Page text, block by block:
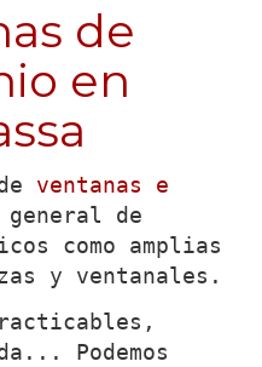
de
en
ventanas e
general de
como amplias
y ventanales.
Podemos